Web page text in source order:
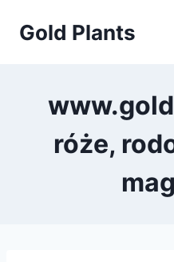
Gold Plants
róże,